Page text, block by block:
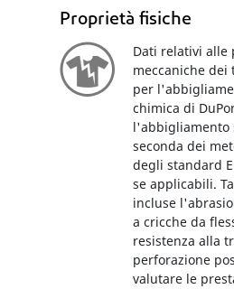
Proprietà fisiche
Dati relativi alle
meccaniche
per
chimica di
l'abbigliamento
seconda dei
degli standard
se applicabili.
incluse
a cricche da
resistenza alla
perforazione
valutare le